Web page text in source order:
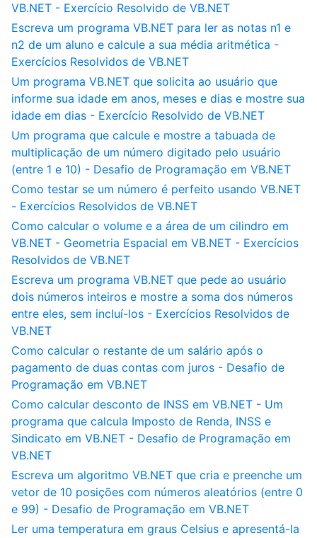
VB.NET - Exercício Resolvido de VB.NET
Escreva um programa VB.NET para ler as notas n1 e
n2 de um aluno e calcule a sua média aritmética -
Exercícios Resolvidos de VB.NET
Um programa VB.NET que solicita ao usuário que
informe sua idade em anos, meses e dias e mostre sua
idade em dias - Exercício Resolvido de VB.NET
Um programa que calcule e mostre a tabuada de
multiplicação de um número digitado pelo usuário
(entre 1 e 10) - Desafio de Programação em VB.NET
Como testar se um número é perfeito usando VB.NET
- Exercícios Resolvidos de VB.NET
Como calcular o volume e a área de um cilindro em
VB.NET - Geometria Espacial em VB.NET - Exercícios
Resolvidos de VB.NET
Escreva um programa VB.NET que pede ao usuário
dois números inteiros e mostre a soma dos números
entre eles, sem incluí-los - Exercícios Resolvidos de
VB.NET
Como calcular o restante de um salário após o
pagamento de duas contas com juros - Desafio de
Programação em VB.NET
Como calcular desconto de INSS em VB.NET - Um
programa que calcula Imposto de Renda, INSS e
Sindicato em VB.NET - Desafio de Programação em
VB.NET
Escreva um algoritmo VB.NET que cria e preenche um
vetor de 10 posições com números aleatórios (entre 0
e 99) - Desafio de Programação em VB.NET
Ler uma temperatura em graus Celsius e apresentá-la